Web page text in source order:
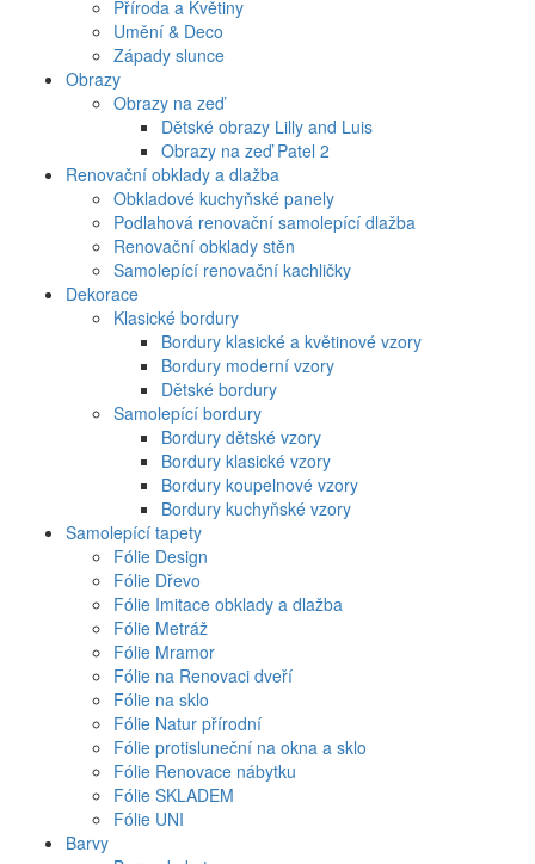
Příroda a Květiny
Umění & Deco
Západy slunce
Obrazy
Obrazy na zeď
Dětské obrazy Lilly and Luis
Obrazy na zeď Patel 2
Renovační obklady a dlažba
Obkladové kuchyňské panely
Podlahová renovační samolepící dlažba
Renovační obklady stěn
Samolepící renovační kachličky
Dekorace
Klasické bordury
Bordury klasické a květinové vzory
Bordury moderní vzory
Dětské bordury
Samolepící bordury
Bordury dětské vzory
Bordury klasické vzory
Bordury koupelnové vzory
Bordury kuchyňské vzory
Samolepící tapety
Fólie Design
Fólie Dřevo
Fólie Imitace obklady a dlažba
Fólie Metráž
Fólie Mramor
Fólie na Renovaci dveří
Fólie na sklo
Fólie Natur přírodní
Fólie protisluneční na okna a sklo
Fólie Renovace nábytku
Fólie SKLADEM
Fólie UNI
Barvy